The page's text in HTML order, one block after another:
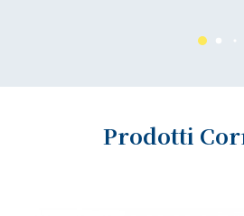
Prodotti